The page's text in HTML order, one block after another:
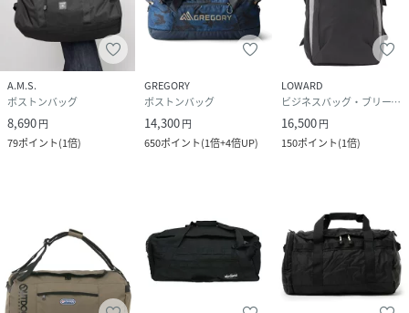
A.M.S.
ボストンバッグ
8,690円
79ポイント(1倍)
GREGORY
ボストンバッグ
14,300円
650ポイント(1倍+4倍UP)
LOWARD
ビジネスバッグ・ブリーフケース
16,500円
150ポイント(1倍)